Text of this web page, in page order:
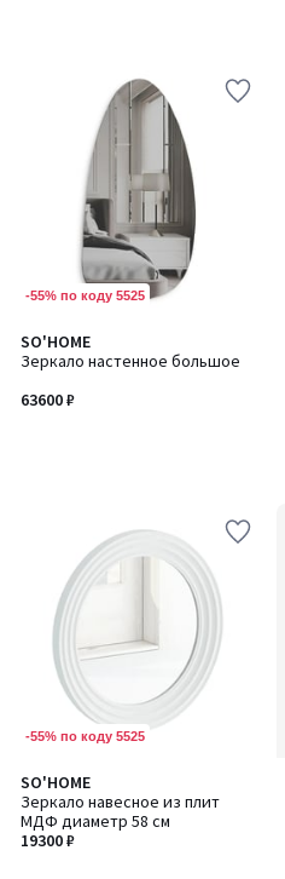
-55% по коду 5525
SO'HOME
Зеркало настенное большое
63600 ₽
-55% по коду 5525
SO'HOME
Зеркало навесное из плит
МДФ диаметр 58 см
19300 ₽
Количество
цветов:
2